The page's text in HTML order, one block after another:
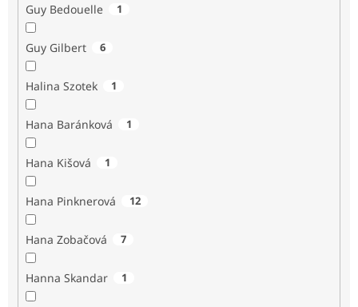
Guy Bedouelle 1
Guy Gilbert 6
Halina Szotek 1
Hana Baránková 1
Hana Kišová 1
Hana Pinknerová 12
Hana Zobačová 7
Hanna Skandar 1